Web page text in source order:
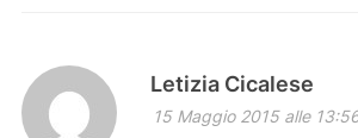
Letizia Cicalese
15 Maggio 2015 alle